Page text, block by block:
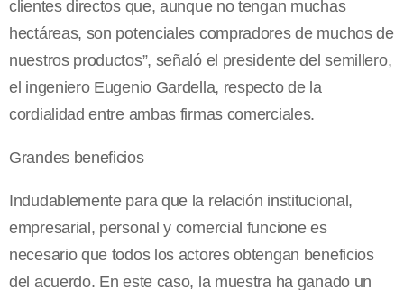
clientes directos que, aunque no tengan muchas
hectáreas, son potenciales compradores de muchos de
nuestros productos”, señaló el presidente del semillero,
el ingeniero Eugenio Gardella, respecto de la
cordialidad entre ambas firmas comerciales.
Grandes beneficios
Indudablemente para que la relación institucional,
empresarial, personal y comercial funcione es
necesario que todos los actores obtengan beneficios
del acuerdo. En este caso, la muestra ha ganado un